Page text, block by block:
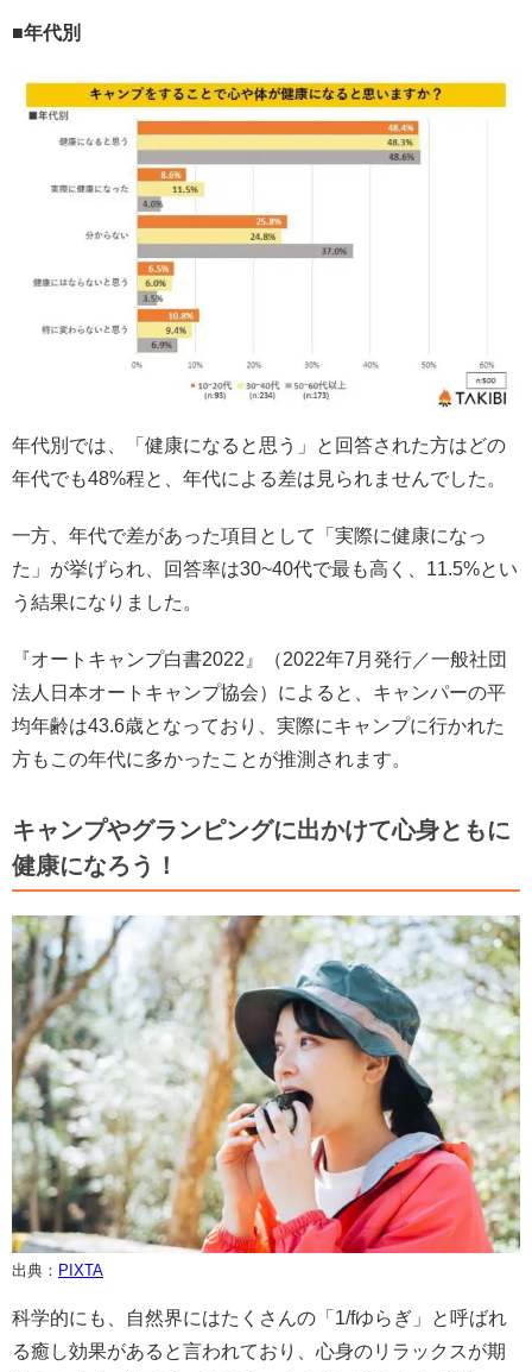
■年代別
年代別では、「健康になると思う」と回答された方はどの
年代でも48%程と、年代による差は見られませんでした。
一方、年代で差があった項目として「実際に健康になっ
た」が挙げられ、回答率は30~40代で最も高く、11.5%とい
う結果になりました。
『オートキャンプ白書2022』（2022年7月発行／一般社団
法人日本オートキャンプ協会）によると、キャンパーの平
均年齢は43.6歳となっており、実際にキャンプに行かれた
方もこの年代に多かったことが推測されます。
キャンプやグランピングに出かけて心身ともに
健康になろう！
出典： PIXTA
科学的にも、自然界にはたくさんの「1/fゆらぎ」と呼ばれ
る癒し効果があると言われており、心身のリラックスが期